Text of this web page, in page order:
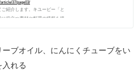
37/page03/
紹介します。キユーピー「と
に役立つ素材や料理の情報を提
ーブオイル、にんにくチューブをい
入れる